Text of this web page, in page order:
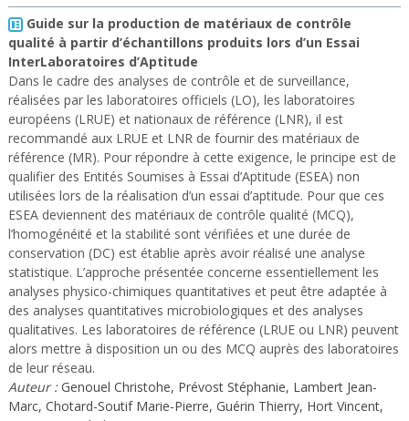
Guide sur la production de matériaux de contrôle
qualité à partir d’échantillons produits lors d’un Essai
InterLaboratoires d’Aptitude
Dans le cadre des analyses de contrôle et de surveillance,
réalisées par les laboratoires officiels (LO), les laboratoires
européens (LRUE) et nationaux de référence (LNR), il est
recommandé aux LRUE et LNR de fournir des matériaux de
référence (MR). Pour répondre à cette exigence, le principe est de
qualifier des Entités Soumises à Essai d’Aptitude (ESEA) non
utilisées lors de la réalisation d’un essai d’aptitude. Pour que ces
ESEA deviennent des matériaux de contrôle qualité (MCQ),
l’homogénéité et la stabilité sont vérifiées et une durée de
conservation (DC) est établie après avoir réalisé une analyse
statistique. L’approche présentée concerne essentiellement les
analyses physico-chimiques quantitatives et peut être adaptée à
des analyses quantitatives microbiologiques et des analyses
qualitatives. Les laboratoires de référence (LRUE ou LNR) peuvent
alors mettre à disposition un ou des MCQ auprès des laboratoires
de leur réseau.
Auteur :Genouel Christohe, Prévost Stéphanie, Lambert Jean-
Marc, Chotard-Soutif Marie-Pierre, Guérin Thierry, Hort Vincent,